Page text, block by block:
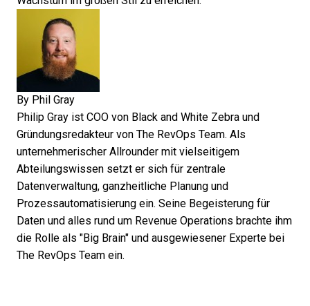
By Phil Gray
Philip Gray ist COO von Black and White Zebra und
Gründungsredakteur von The RevOps Team. Als
unternehmerischer Allrounder mit vielseitigem
Abteilungswissen setzt er sich für zentrale
Datenverwaltung, ganzheitliche Planung und
Prozessautomatisierung ein. Seine Begeisterung für
Daten und alles rund um Revenue Operations brachte ihm
die Rolle als "Big Brain" und ausgewiesener Experte bei
The RevOps Team ein.